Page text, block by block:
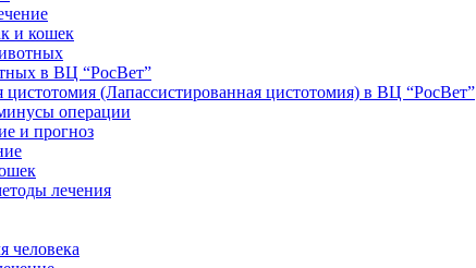
и кошек
в ВЦ “РосВет”
цистотомия (Лапассистированная цистотомия) в ВЦ “РосВет”
операции
и прогноз
лечения
человека